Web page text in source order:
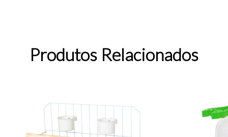
Produtos Relacionados